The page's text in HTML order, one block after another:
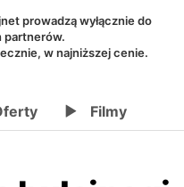
prowadzą wyłącznie do
partnerów.
w najniższej cenie.
Filmy